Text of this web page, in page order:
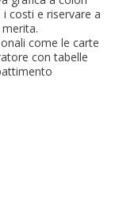
costi e riservare a
come le carte
con tabelle